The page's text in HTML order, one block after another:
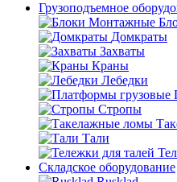
Грузоподъемное
Домкраты
Захваты
Краны
Лебедки
Стропы
Тали
Складское оборудование